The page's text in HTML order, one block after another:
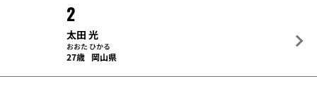
2
太田 光
おおた ひかる
27歳 岡山県